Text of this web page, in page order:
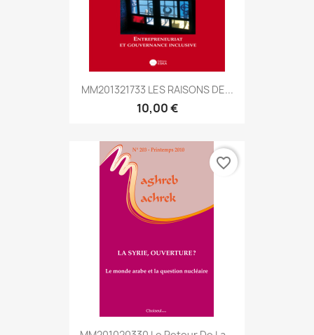
MM201321733 LES RAISONS DE...
10,00 €
favorite_border